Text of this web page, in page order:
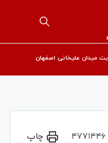
میدان علیخانی اصفهان
۴۷۷۱۴۴۶ چاپ